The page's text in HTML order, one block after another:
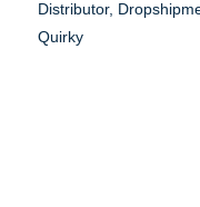
Distributor,
Quirky